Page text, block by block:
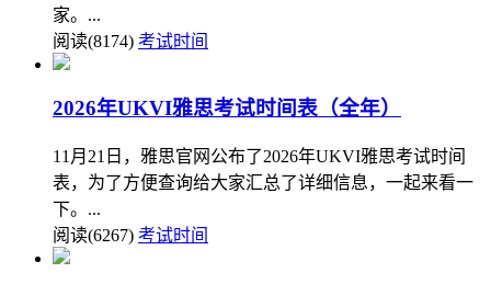
家。...
阅读(8174) 考试时间
2026年UKVI雅思考试时间表（全年）
11月21日，雅思官网公布了2026年UKVI雅思考试时间
表，为了方便查询给大家汇总了详细信息，一起来看一
下。...
阅读(6267) 考试时间